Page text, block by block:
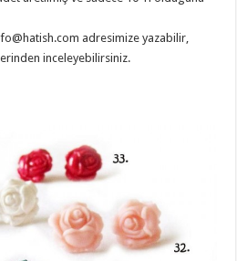
adresimize yazabilir,
inceleyebilirsiniz.